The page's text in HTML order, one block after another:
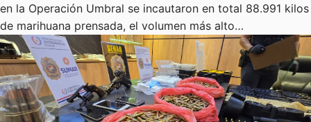
en la Operación Umbral se incautaron en total 88.991 kilos
de marihuana prensada, el volumen más alto…